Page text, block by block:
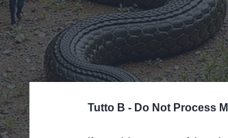
Tutto B - Do Not Process